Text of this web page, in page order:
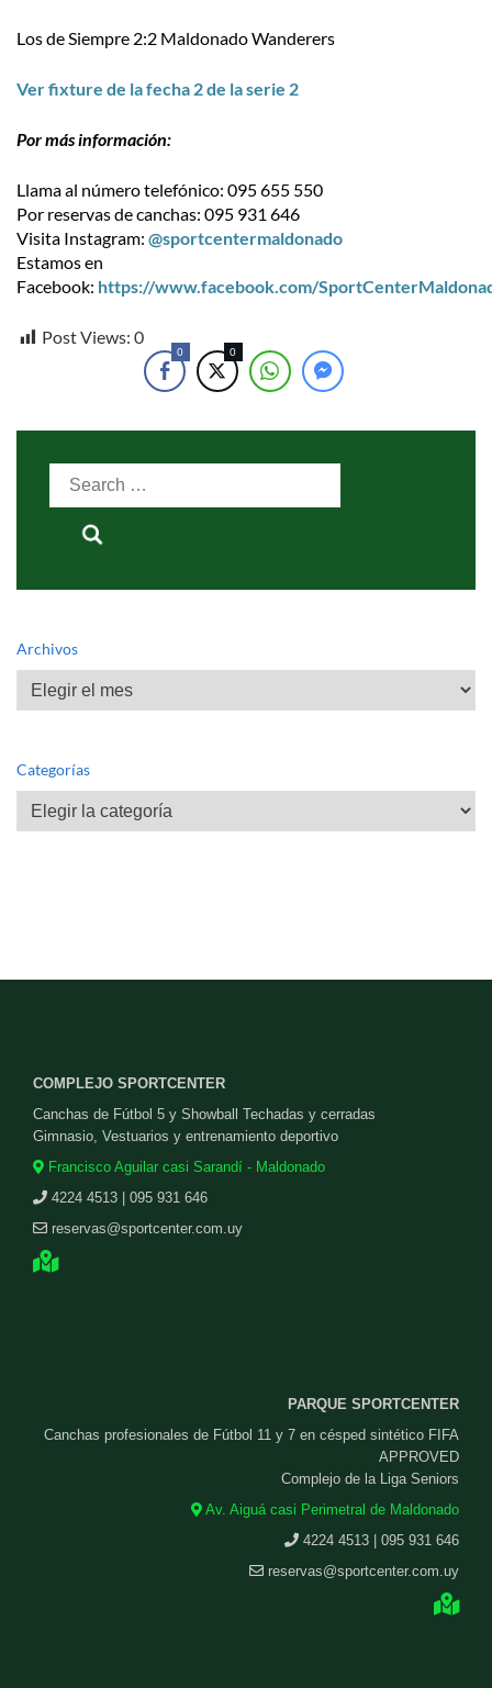
Los de Siempre 2:2 Maldonado Wanderers
Ver fixture de la fecha 2 de la serie 2
Por más información:
Llama al número telefónico: 095 655 550
Por reservas de canchas: 095 931 646
Visita Instagram: @sportcentermaldonado
Estamos en
Facebook: https://www.facebook.com/
Post Views: 0
0 0
Search
Archivos
Archivos
Categorías
Categorías
COMPLEJO SPORTCENTER
Canchas de Fútbol 5 y Showball Techadas y cerradas
Gimnasio, Vestuarios y entrenamiento deportivo
Francisco Aguilar casi Sarandí - Maldonado
4224 4513 | 095 931 646
reservas@sportcenter.com.uy
PARQUE SPORTCENTER
Canchas profesionales de Fútbol 11 y 7 en césped sintético FIFA
APPROVED
Complejo de la Liga Seniors
Av. Aiguá casi Perimetral de Maldonado
4224 4513 | 095 931 646
reservas@sportcenter.com.uy